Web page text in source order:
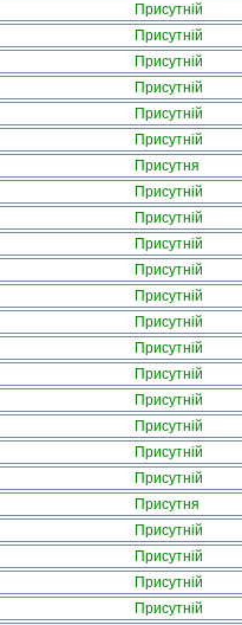
Присутній
Присутній
Присутній
Присутній
Присутній
Присутній
Присутня
Присутній
Присутній
Присутній
Присутній
Присутній
Присутній
Присутній
Присутній
Присутній
Присутній
Присутній
Присутній
Присутня
Присутній
Присутній
Присутній
Присутній